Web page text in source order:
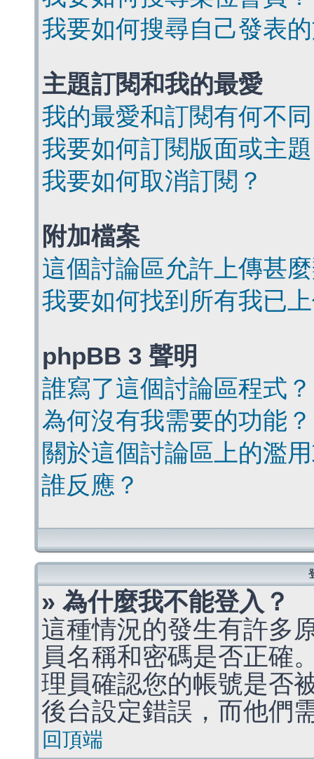
我要如何搜尋自己發表
主題訂閱和我的最愛
我的最愛和訂閱有何不
我要如何訂閱版面或主
我要如何取消訂閱？
附加檔案
這個討論區允許上傳甚
我要如何找到所有我已
phpBB 3 聲明
誰寫了這個討論區程式？
為何沒有我需要的功能？
關於這個討論區上的濫
誰反應？
» 為什麼我不能登入？
這種情況的發生有許多
員名稱和密碼是否正確
理員確認您的帳號是否
後台設定錯誤，而他們
回頂端